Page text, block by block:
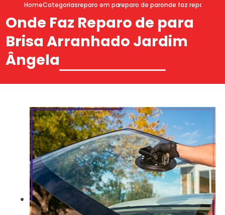
HomeCategoriasreparo em para brisasreparo de para brisa trincado
onde faz reparo de
Onde Faz Reparo de para
Brisa Arranhado Jardim
Ângela